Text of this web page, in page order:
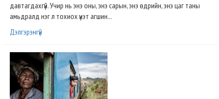
давтагдахгүй. Учир нь энэ оны, энэ сарын, энэ өдрийн, энэ цаг таны
амьдралд нэг л тохиох үнэт агшин...
Дэлгэрэнгүй